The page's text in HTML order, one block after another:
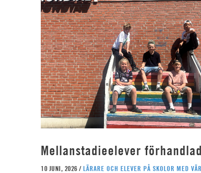
Mellanstadieelever
10 JUNI, 2026 / LÄRARE OCH ELEVER PÅ SKOLOR MED